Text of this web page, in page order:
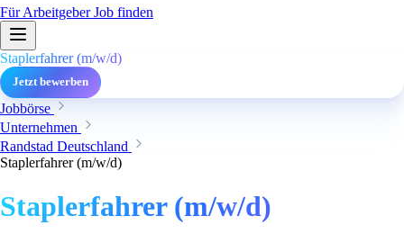
Für ArbeitgeberJob finden
Staplerfahrer (m/w/d)
Jetzt bewerben
Jobbörse
Unternehmen
Randstad Deutschland
Staplerfahrer (m/w/d)
Staplerfahrer (m/w/d)